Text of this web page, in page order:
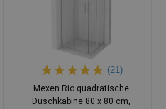
(21)
Mexen Rio quadratische
Duschkabine 80 x 80 cm,